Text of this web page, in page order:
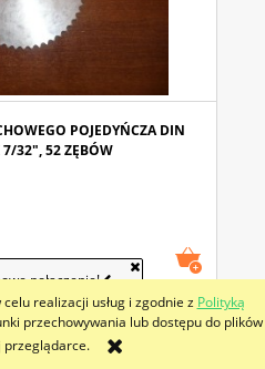
realizacji usług i zgodnie z Polityką
przechowywania lub dostępu do plików
przeglądarce.
POJEDYŃCZA DIN
32", 52 ZĘBÓW
połączenie!